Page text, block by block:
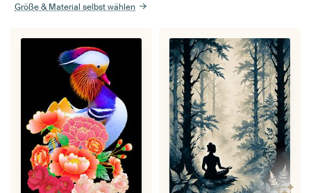
Größe & Material selbst wählen